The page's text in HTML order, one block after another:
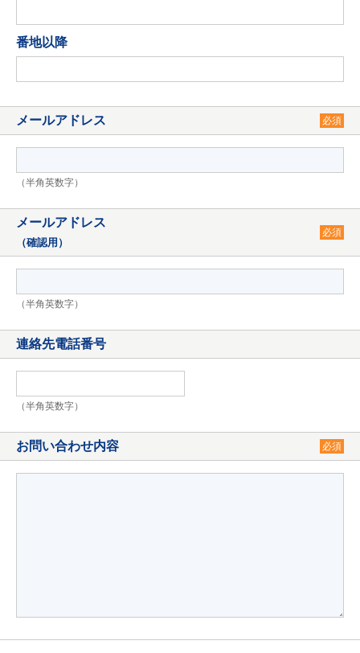
番地以降
メールアドレス 必須
（半角英数字）
メールアドレス
（確認用）
必須
（半角英数字）
連絡先電話番号
（半角英数字）
お問い合わせ内容 必須